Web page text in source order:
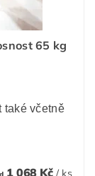
65 kg
také včetně
1 068 Kč / ks